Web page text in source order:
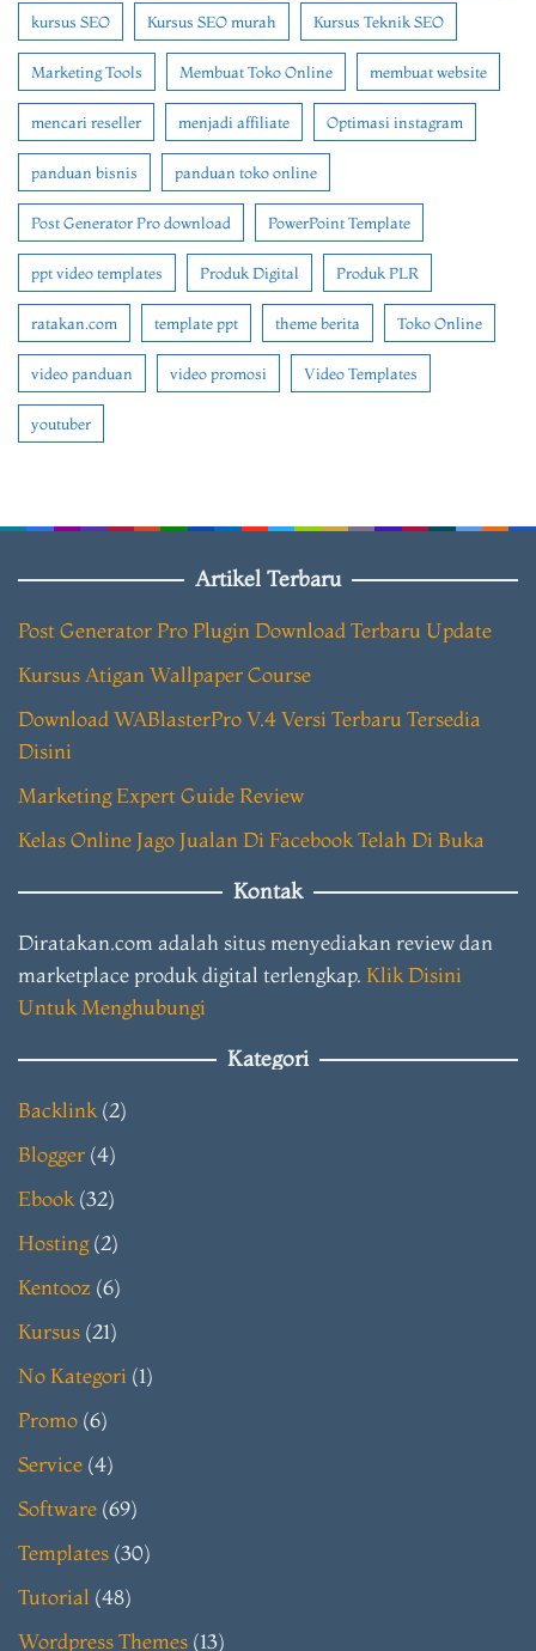
kursus SEO Kursus SEO murah Kursus Teknik SEO
Marketing Tools Membuat Toko Online membuat website
mencari reseller menjadi affiliate Optimasi instagram
panduan bisnis panduan toko online
Post Generator Pro download PowerPoint Template
ppt video templates Produk Digital Produk PLR
ratakan.com template ppt theme berita Toko Online
video panduan video promosi Video Templates
youtuber
Artikel Terbaru
Post Generator Pro Plugin Download Terbaru Update
Kursus Atigan Wallpaper Course
Download WABlasterPro V.4 Versi Terbaru Tersedia
Disini
Marketing Expert Guide Review
Kelas Online Jago Jualan Di Facebook Telah Di Buka
Kontak
Diratakan.com adalah situs menyediakan review dan
marketplace produk digital terlengkap. Klik Disini
Untuk Menghubungi
Kategori
Backlink (2)
Blogger (4)
Ebook (32)
Hosting(2)
Kentooz (6)
Kursus (21)
No Kategori (1)
Promo (6)
Service (4)
Software (69)
Templates (30)
Tutorial (48)
Wordpress Themes (13)